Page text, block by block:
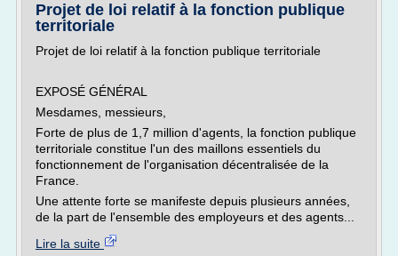
Projet de loi relatif à la fonction publique
territoriale
Projet de loi relatif à la fonction publique territoriale
EXPOSÉ GÉNÉRAL
Mesdames, messieurs,
Forte de plus de 1,7 million d'agents, la fonction publique
territoriale constitue l'un des maillons essentiels du
fonctionnement de l'organisation décentralisée de la
France.
Une attente forte se manifeste depuis plusieurs années,
de la part de l'ensemble des employeurs et des agents...
Lire la suite